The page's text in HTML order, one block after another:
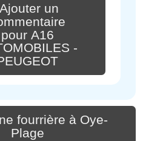
Ajouter un
pour A16
-
fourrière à Oye-
Plage